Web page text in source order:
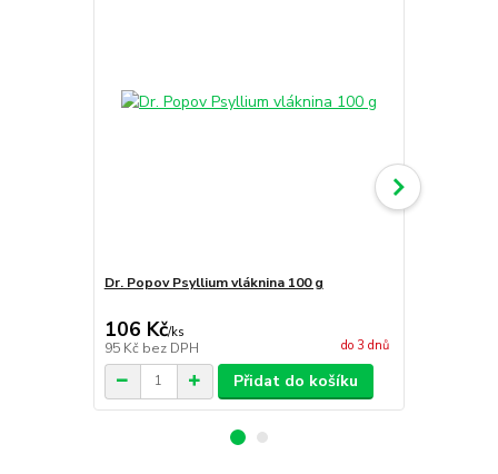
Dr. Popov Psyllium vláknina 100 g
106 Kč/ks
95 Kč bez DPH do 3 dnů
Přidat do košíku